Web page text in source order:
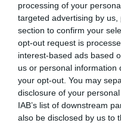
processing of your
targeted advertising by
section to confirm your
opt-out request is
interest-based ads based
us or personal information
your opt-out. You may
disclosure of your
IAB’s list of downstream
also be disclosed by us to
Marcelo Gullo: “El
historia, de poner
desmontar la
cristiano"
por Hispanidad
Artículos anteriores